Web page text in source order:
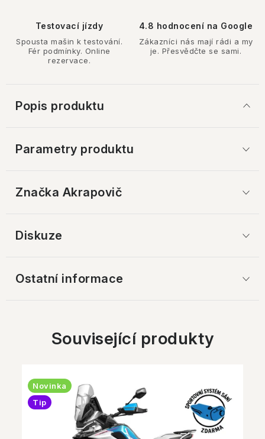
Testovací jízdy
Spousta mašin k testování.
Fér podmínky. Online
rezervace.
4.8 hodnocení na Google
Zákazníci nás mají rádi a my
je. Přesvědčte se sami.
Popis produktu
Parametry produktu
Značka Akrapovič
Diskuze
Ostatní informace
Související produkty
Novinka
Tip